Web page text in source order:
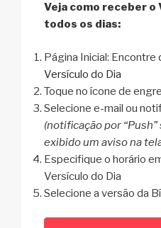
Veja como receber o
todos os dias:
Página Inicial:
Versículo do Dia
Toque no ícone de
Selecione e-mail ou
(notificação por
exibido um aviso na
Especifique o horário
Versículo do Dia
Selecione a versão da